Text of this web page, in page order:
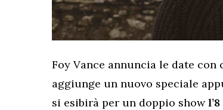
Foy Vance annuncia le date
aggiunge un nuovo speciale
si esibirà per un doppio show